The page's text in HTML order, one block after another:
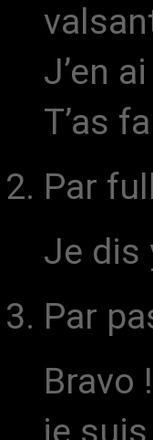
J’en
T’as
Par
Je dis
Par
Bravo